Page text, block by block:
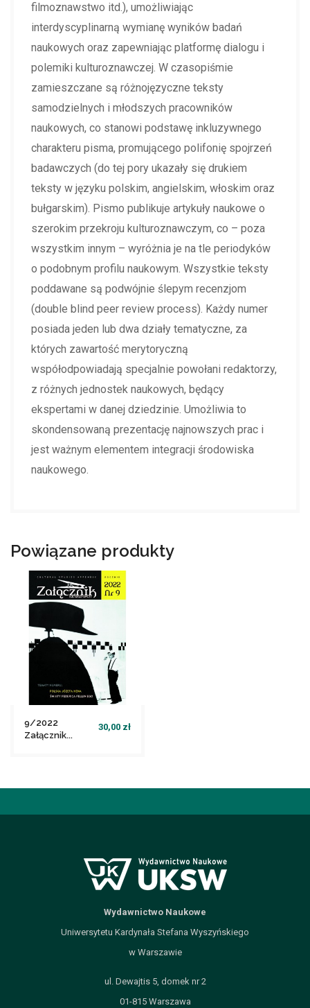
filmoznawstwo itd.), umożliwiając
interdyscyplinarną wymianę wyników badań
naukowych oraz zapewniając platformę dialogu i
polemiki kulturoznawczej. W czasopiśmie
zamieszczane są różnojęzyczne teksty
samodzielnych i młodszych pracowników
naukowych, co stanowi podstawę inkluzywnego
charakteru pisma, promującego polifonię spojrzeń
badawczych (do tej pory ukazały się drukiem
teksty w języku polskim, angielskim, włoskim oraz
bułgarskim). Pismo publikuje artykuły naukowe o
szerokim przekroju kulturoznawczym, co – poza
wszystkim innym – wyróżnia je na tle periodyków
o podobnym profilu naukowym. Wszystkie teksty
poddawane są podwójnie ślepym recenzjom
(double blind peer review process). Każdy numer
posiada jeden lub dwa działy tematyczne, za
których zawartość merytoryczną
współodpowiadają specjalnie powołani redaktorzy,
z różnych jednostek naukowych, będący
ekspertami w danej dziedzinie. Umożliwia to
skondensowaną prezentację najnowszych prac i
jest ważnym elementem integracji środowiska
naukowego.
Powiązane produkty
9/2022
Załącznik...
30,00 zł
file_download Dodaj do koszyka
Wydawnictwo Naukowe
Uniwersytetu Kardynała Stefana Wyszyńskiego
w Warszawie
ul. Dewajtis 5, domek nr 2
01-815 Warszawa